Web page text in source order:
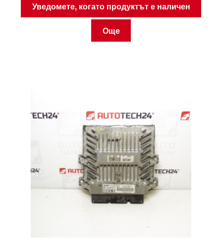
Уведомете, когато продуктът е наличен
Още